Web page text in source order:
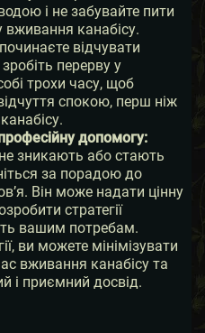
і не забувайте пити
вживання канабісу.
відчувати
перерву у
трохи часу, щоб
спокою, перш ніж
допомогу:
зникають або стають
за порадою до
Він може надати цінну
стратегії
вашим потребам.
ви можете мінімізувати
вживання канабісу та
і приємний досвід.